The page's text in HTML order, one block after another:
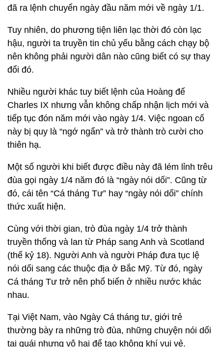
đã ra lệnh chuyển ngày đầu năm mới về ngày 1/1.
Tuy nhiên, do phương tiện liên lạc thời đó còn lạc
hậu, người ta truyền tin chủ yếu bằng cách chạy bộ
nên không phải người dân nào cũng biết có sự thay
đổi đó.
Nhiều người khác tuy biết lệnh của Hoàng đế
Charles IX nhưng vẫn không chấp nhận lịch mới và
tiếp tục đón năm mới vào ngày 1/4. Việc ngoan cố
này bị quy là “ngớ ngẩn” và trở thành trò cười cho
thiên hạ.
Một số người khi biết được điều này đã lém lỉnh trêu
đùa gọi ngày 1/4 năm đó là “ngày nói dối”. Cũng từ
đó, cái tên “Cá tháng Tư” hay “ngày nói dối” chính
thức xuất hiện.
Cùng với thời gian, trò đùa ngày 1/4 trở thành
truyền thống và lan từ Pháp sang Anh và Scotland
(thế kỷ 18). Người Anh và người Pháp đưa tục lệ
nói dối sang các thuộc địa ở Bắc Mỹ. Từ đó, ngày
Cá tháng Tư trở nên phổ biến ở nhiều nước khác
nhau.
Tại Việt Nam, vào Ngày Cá tháng tư, giới trẻ
thường bày ra những trò đùa, những chuyện nói dối
tai quái nhưng vô hại để tạo không khí vui vẻ.